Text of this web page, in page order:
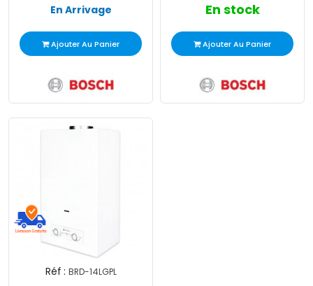
En Arrivage
Ajouter Au Panier
En stock
Ajouter Au Panier
Réf : BRD-14LGPL